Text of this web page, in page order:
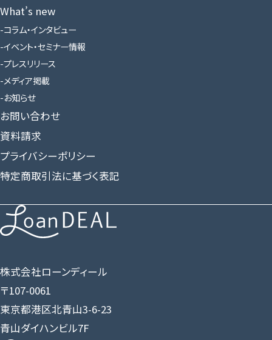
株式会社ローンディール
〒107-0061
東京都港区北青山3-6-23
青山ダイハンビル7F
What’s new
コラム・インタビュー
イベント・セミナー情報
プレスリリース
メディア掲載
お知らせ
お問い合わせ
資料請求
プライバシーポリシー
特定商取引法に基づく表記